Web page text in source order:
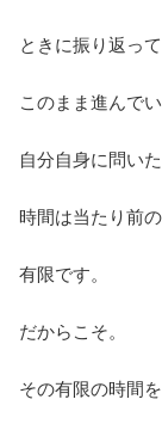
ときに振り返っ
このまま進んで
自分自身に問い
時間は当たり前
有限です。
だからこそ。
その有限の時間